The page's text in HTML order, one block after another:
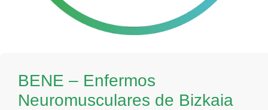
BENE – Enfermos
Neuromusculares de Bizkaia